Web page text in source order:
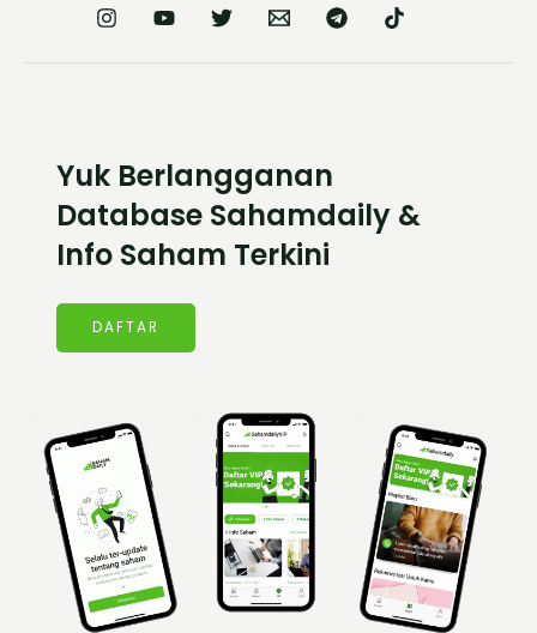
Yuk Berlangganan
Database Sahamdaily &
Info Saham Terkini
DAFTAR